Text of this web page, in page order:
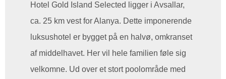
Hotel Gold Island Selected ligger i Avsallar,
ca. 25 km vest for Alanya. Dette imponerende
luksushotel er bygget på en halvø, omkranset
af middelhavet. Her vil hele familien føle sig
velkomne. Ud over et stort poolområde med